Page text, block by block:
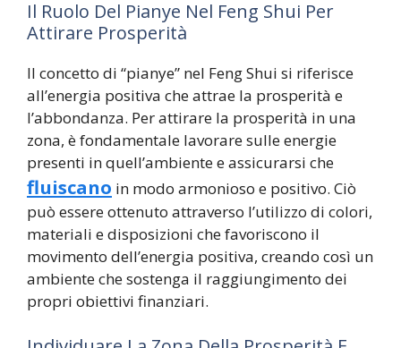
Il Ruolo Del Pianye Nel Feng Shui Per
Attirare Prosperità
Il concetto di “pianye” nel Feng Shui si riferisce
all’energia positiva che attrae la prosperità e
l’abbondanza. Per attirare la prosperità in una
zona, è fondamentale lavorare sulle energie
presenti in quell’ambiente e assicurarsi che
fluiscano in modo armonioso e positivo. Ciò
può essere ottenuto attraverso l’utilizzo di colori,
materiali e disposizioni che favoriscono il
movimento dell’energia positiva, creando così un
ambiente che sostenga il raggiungimento dei
propri obiettivi finanziari.